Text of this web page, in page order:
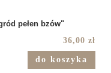
pełen bzów"
36,00 zł
do koszyka